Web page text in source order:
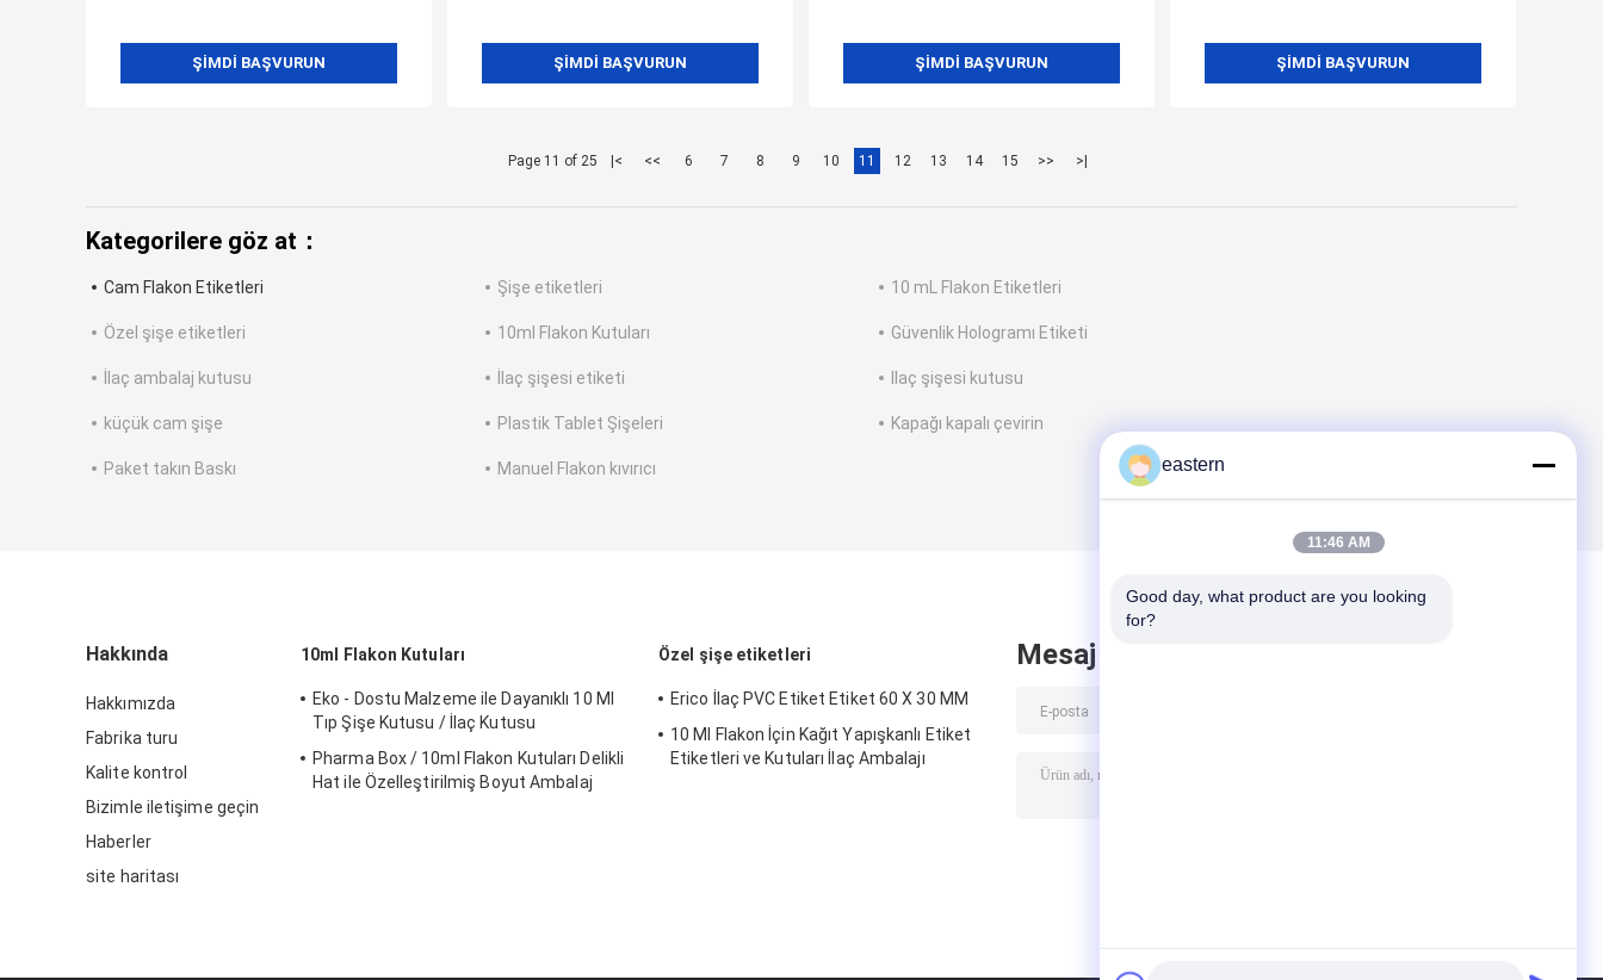
ŞIMDI BAŞVURUN ŞIMDI BAŞVURUN ŞIMDI BAŞVURUN ŞIMDI BAŞVURUN
Page 11 of 25 |< << 6 7 8 9 10 11 12 13 14 15 >> >|
Kategorilere göz at：
Cam Flakon Etiketleri Şişe etiketleri 10 mL Flakon Etiketleri
Özel şişe etiketleri 10ml Flakon Kutuları Güvenlik Hologramı Etiketi
İlaç ambalaj kutusu İlaç şişesi etiketi Ilaç şişesi kutusu
küçük cam şişe Plastik Tablet Şişeleri Kapağı kapalı çevirin
Paket takın Baskı Manuel Flakon kıvırıcı
Hakkında
Hakkımızda
Fabrika turu
Kalite kontrol
Bizimle iletişime geçin
Haberler
site haritası
10ml Flakon Kutuları
Eko - Dostu Malzeme ile Dayanıklı 10 Ml
Tıp Şişe Kutusu / İlaç Kutusu
Pharma Box / 10ml Flakon Kutuları Delikli
Hat ile Özelleştirilmiş Boyut Ambalaj
Özel şişe etiketleri
Erico İlaç PVC Etiket Etiket 60 X 30 MM
10 Ml Flakon İçin Kağıt Yapışkanlı Etiket
Etiketleri ve Kutuları İlaç Ambalajı
Mesaj bırak
eastern
11:46 AM
Good day, what product are you looking
for?